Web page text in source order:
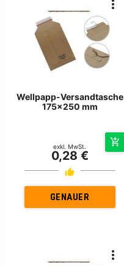
Wellpapp-Versandtasche
175x250 mm
exkl. MwSt.
0,28 €
GENAUER